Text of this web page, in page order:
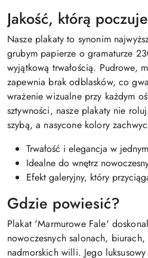
Jakość, którą
Nasze plakaty to synonim
grubym papierze o gramaturze
wyjątkową trwałością. Pudrowe,
zapewnia brak odblasków, co
wrażenie wizualne przy każdym
sztywności, nasze plakaty nie
szybą, a nasycone kolory
Trwałość i elegancja w
Idealne do wnętrz
Efekt galeryjny, który
Gdzie powiesić?
Plakat 'Marmurowe Fale'
nowoczesnych salonach,
nadmorskich willi. Jego